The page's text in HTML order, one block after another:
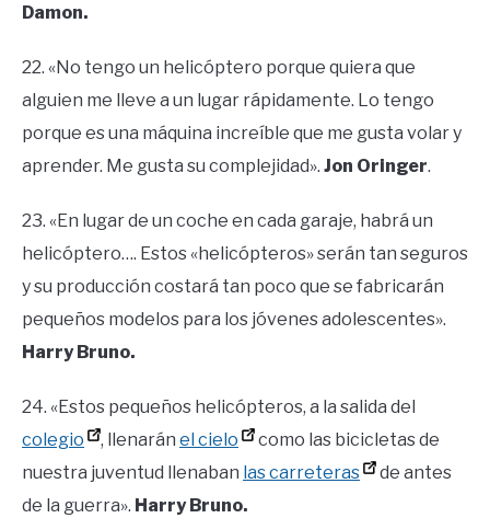
Damon.
22. «No tengo un helicóptero porque quiera que
alguien me lleve a un lugar rápidamente. Lo tengo
porque es una máquina increíble que me gusta volar y
aprender. Me gusta su complejidad». Jon Oringer.
23. «En lugar de un coche en cada garaje, habrá un
helicóptero…. Estos «helicópteros» serán tan seguros
y su producción costará tan poco que se fabricarán
pequeños modelos para los jóvenes adolescentes».
Harry Bruno.
24. «Estos pequeños helicópteros, a la salida del
colegio
, llenarán el cielo
como las bicicletas de
nuestra juventud llenaban las carreteras
de antes
de la guerra». Harry Bruno.